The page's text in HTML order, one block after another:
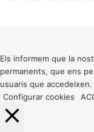
button
Els informem que la
permanents, que ens
usuaris que
Configurar cookies